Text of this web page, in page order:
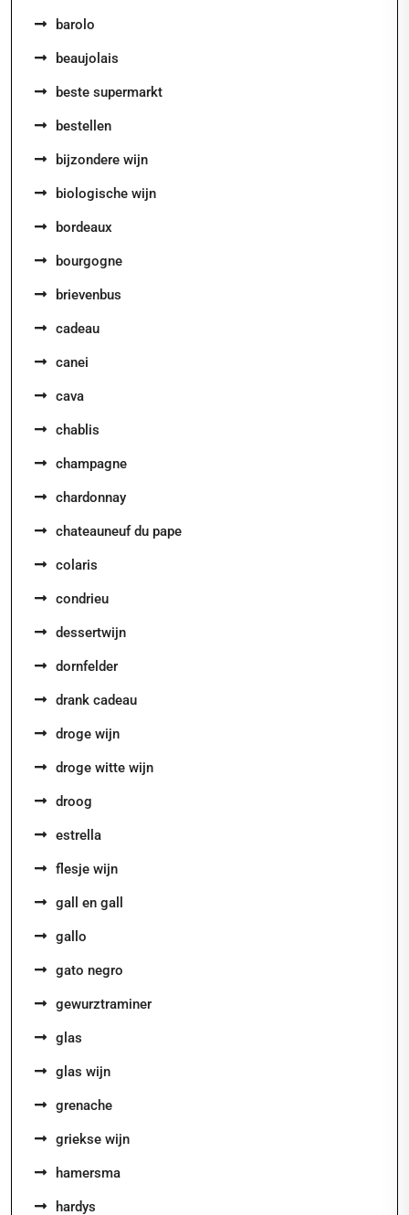
barolo
beaujolais
beste supermarkt
bestellen
bijzondere wijn
biologische wijn
bordeaux
bourgogne
brievenbus
cadeau
canei
cava
chablis
champagne
chardonnay
chateauneuf du pape
colaris
condrieu
dessertwijn
dornfelder
drank cadeau
droge wijn
droge witte wijn
droog
estrella
flesje wijn
gall en gall
gallo
gato negro
gewurztraminer
glas
glas wijn
grenache
griekse wijn
hamersma
hardys